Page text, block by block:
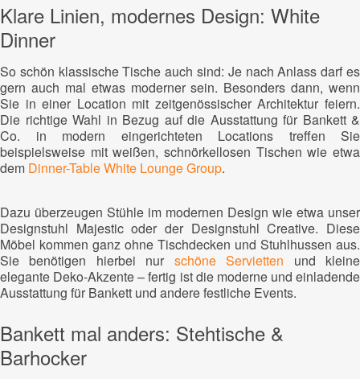
Klare Linien, modernes Design: White
Dinner
So schön klassische Tische auch sind: Je nach Anlass darf es
gern auch mal etwas moderner sein. Besonders dann, wenn
Sie in einer Location mit zeitgenössischer Architektur feiern.
Die richtige Wahl in Bezug auf die Ausstattung für Bankett &
Co. in modern eingerichteten Locations treffen Sie
beispielsweise mit weißen, schnörkellosen Tischen wie etwa
dem Dinner-Table White Lounge Group.
Dazu überzeugen Stühle im modernen Design wie etwa unser
Designstuhl Majestic oder der Designstuhl Creative. Diese
Möbel kommen ganz ohne Tischdecken und Stuhlhussen aus.
Sie benötigen hierbei nur schöne Servietten und kleine
elegante Deko-Akzente – fertig ist die moderne und einladende
Ausstattung für Bankett und andere festliche Events.
Bankett mal anders: Stehtische &
Barhocker